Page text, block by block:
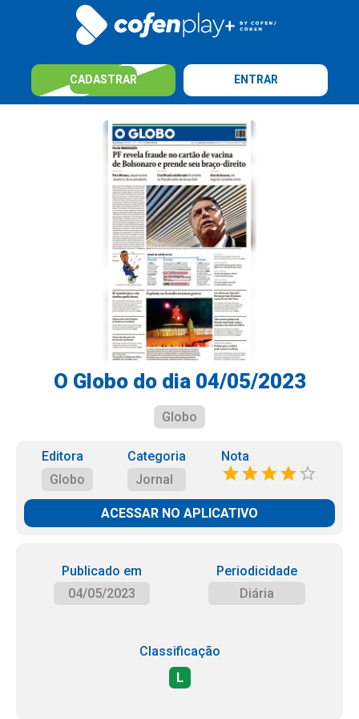
CADASTRAR ENTRAR
O Globo do dia 04/05/2023
Globo
Editora
Globo
Categoria
Jornal
Nota
ACESSAR NO APLICATIVO
Publicado em
04/05/2023
Periodicidade
Diária
Classificação
L